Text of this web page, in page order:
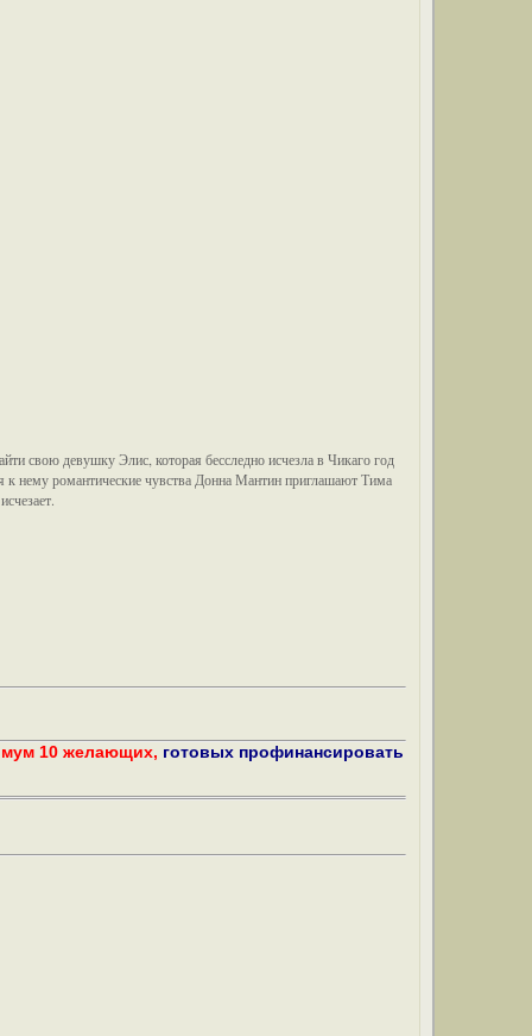
свою девушку Элис, которая бесследно исчезла в Чикаго год
к нему романтические чувства Донна Мантин приглашают Тима
10 желающих, готовых профинансировать